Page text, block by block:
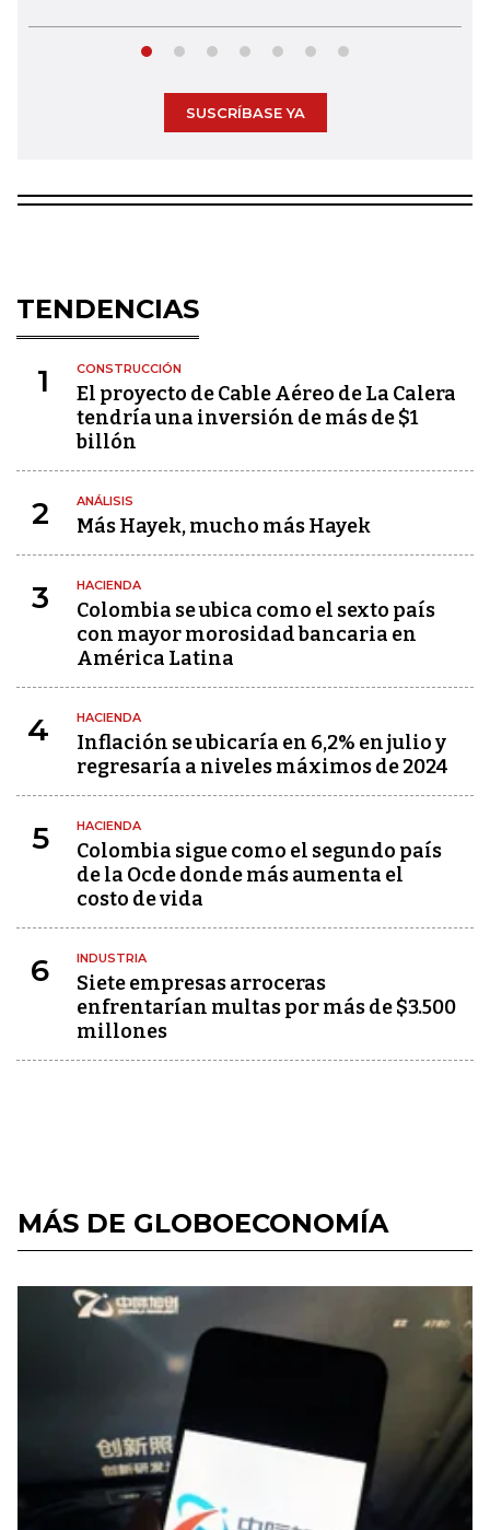
SUSCRÍBASE YA
TENDENCIAS
1 CONSTRUCCIÓN
El proyecto de Cable Aéreo de La Calera
tendría una inversión de más de $1
billón
2 ANÁLISIS
Más Hayek, mucho más Hayek
3 HACIENDA
Colombia se ubica como el sexto país
con mayor morosidad bancaria en
América Latina
4 HACIENDA
Inflación se ubicaría en 6,2% en julio y
regresaría a niveles máximos de 2024
5 HACIENDA
Colombia sigue como el segundo país
de la Ocde donde más aumenta el
costo de vida
6 INDUSTRIA
Siete empresas arroceras
enfrentarían multas por más de $3.500
millones
MÁS DE GLOBOECONOMÍA